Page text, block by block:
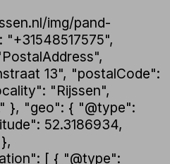
img/pand-
13", "postalCode":
"Rijssen",
}, "geo": { "@type":
52.3186934,
[ { "@type":